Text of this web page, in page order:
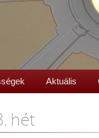
Aktuális
hét